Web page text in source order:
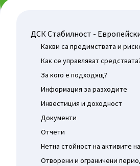
ДСК Стабилност -
Какви са предимствата и
Как се управляват
За кого е подходящ?
Информация за разходите
Инвестиция и доходност
Документи
Отчети
Нетна стойност на активите
Отворени и ограничени